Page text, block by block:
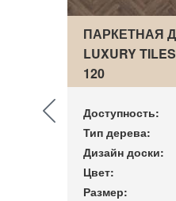
ПАРКЕТНАЯ
LUXURY
120
Доступность:
Тип дерева:
Дизайн доски:
Цвет:
Размер: